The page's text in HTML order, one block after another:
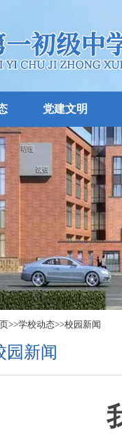
党建文明
>>学校动态>>校园新闻
园新闻